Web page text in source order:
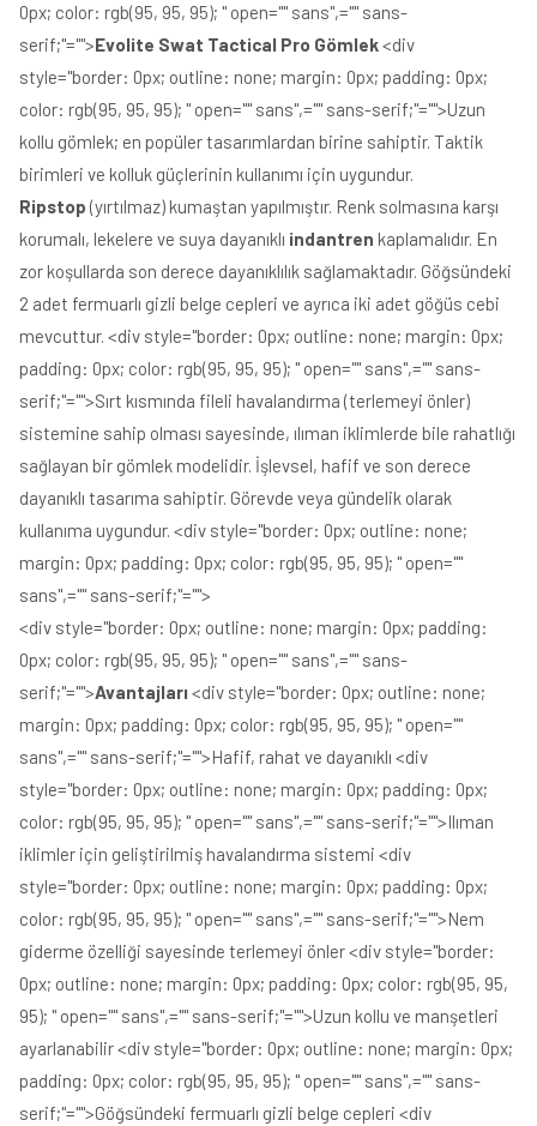
0px; color: rgb(95, 95, 95); " open="" sans",="" sans-
serif;"="">Evolite Swat Tactical Pro Gömlek<div
style="border: 0px; outline: none; margin: 0px; padding: 0px;
color: rgb(95, 95, 95); " open="" sans",="" sans-serif;"="">Uzun
kollu gömlek; en popüler tasarımlardan birine sahiptir. Taktik
birimleri ve kolluk güçlerinin kullanımı için uygundur.
Ripstop (yırtılmaz) kumaştan yapılmıştır. Renk solmasına karşı
korumalı, lekelere ve suya dayanıklı indantren kaplamalıdır. En
zor koşullarda son derece dayanıklılık sağlamaktadır. Göğsündeki
2 adet fermuarlı gizli belge cepleri ve ayrıca iki adet göğüs cebi
mevcuttur. <div style="border: 0px; outline: none; margin: 0px;
padding: 0px; color: rgb(95, 95, 95); " open="" sans",="" sans-
serif;"="">Sırt kısmında fileli havalandırma (terlemeyi önler)
sistemine sahip olması sayesinde, ılıman iklimlerde bile rahatlığı
sağlayan bir gömlek modelidir. İşlevsel, hafif ve son derece
dayanıklı tasarıma sahiptir. Görevde veya gündelik olarak
kullanıma uygundur. <div style="border: 0px; outline: none;
margin: 0px; padding: 0px; color: rgb(95, 95, 95); " open=""
sans",="" sans-serif;"="">
<div style="border: 0px; outline: none; margin: 0px; padding:
0px; color: rgb(95, 95, 95); " open="" sans",="" sans-
serif;"="">Avantajları <div style="border: 0px; outline: none;
margin: 0px; padding: 0px; color: rgb(95, 95, 95); " open=""
sans",="" sans-serif;"="">Hafif, rahat ve dayanıklı <div
style="border: 0px; outline: none; margin: 0px; padding: 0px;
color: rgb(95, 95, 95); " open="" sans",="" sans-serif;"="">Ilıman
iklimler için geliştirilmiş havalandırma sistemi <div
style="border: 0px; outline: none; margin: 0px; padding: 0px;
color: rgb(95, 95, 95); " open="" sans",="" sans-serif;"="">Nem
giderme özelliği sayesinde terlemeyi önler <div style="border:
0px; outline: none; margin: 0px; padding: 0px; color: rgb(95, 95,
95); " open="" sans",="" sans-serif;"="">Uzun kollu ve manşetleri
ayarlanabilir <div style="border: 0px; outline: none; margin: 0px;
padding: 0px; color: rgb(95, 95, 95); " open="" sans",="" sans-
serif;"="">Göğsündeki fermuarlı gizli belge cepleri <div